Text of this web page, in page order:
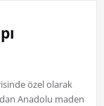
özel olarak
Anadolu maden